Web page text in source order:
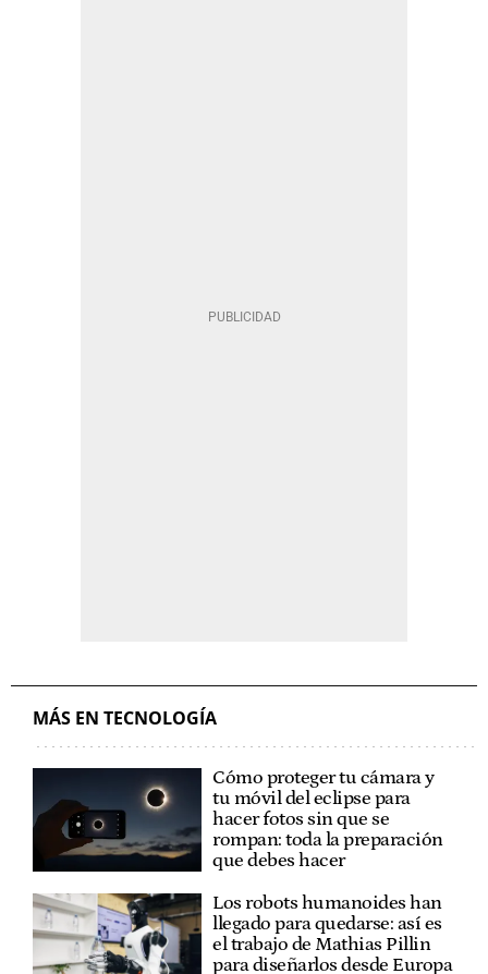
MÁS EN TECNOLOGÍA
Cómo proteger tu cámara y
tu móvil del eclipse para
hacer fotos sin que se
rompan: toda la preparación
que debes hacer
Los robots humanoides han
llegado para quedarse: así es
el trabajo de Mathias Pillin
para diseñarlos desde Europa